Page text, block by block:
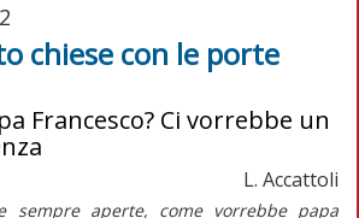
chiese con le porte
Francesco? Ci vorrebbe un
L. Accattoli
sempre aperte, come vorrebbe papa